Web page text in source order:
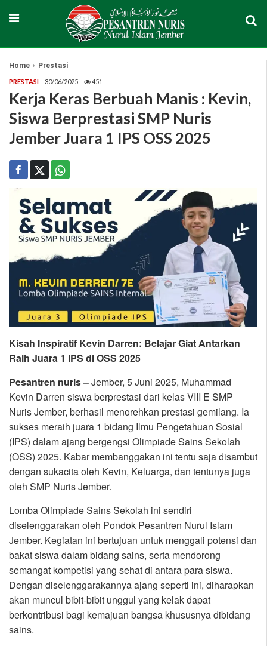
Home Prestasi
PRESTASI 30/06/2025 451
Kerja Keras Berbuah Manis : Kevin,
Siswa Berprestasi SMP Nuris
Jember Juara 1 IPS OSS 2025
Kisah Inspiratif Kevin Darren: Belajar Giat Antarkan
Raih Juara 1 IPS di OSS 2025
Pesantren nuris –Jember, 5 Juni 2025, Muhammad
Kevin Darren siswa berprestasi dari kelas VIII E SMP
Nuris Jember, berhasil menorehkan prestasi gemilang. Ia
sukses meraih juara 1 bidang Ilmu Pengetahuan Sosial
(IPS) dalam ajang bergengsi Olimpiade Sains Sekolah
(OSS) 2025. Kabar membanggakan ini tentu saja disambut
dengan sukacita oleh Kevin, Keluarga, dan tentunya juga
oleh SMP Nuris Jember.
Lomba Olimpiade Sains Sekolah ini sendiri
diselenggarakan oleh Pondok Pesantren Nurul Islam
Jember. Kegiatan ini bertujuan untuk menggali potensi dan
bakat siswa dalam bidang sains, serta mendorong
semangat kompetisi yang sehat di antara para siswa.
Dengan diselenggarakannya ajang seperti ini, diharapkan
akan muncul bibit-bibit unggul yang kelak dapat
berkontribusi bagi kemajuan bangsa khususnya dibidang
sains.